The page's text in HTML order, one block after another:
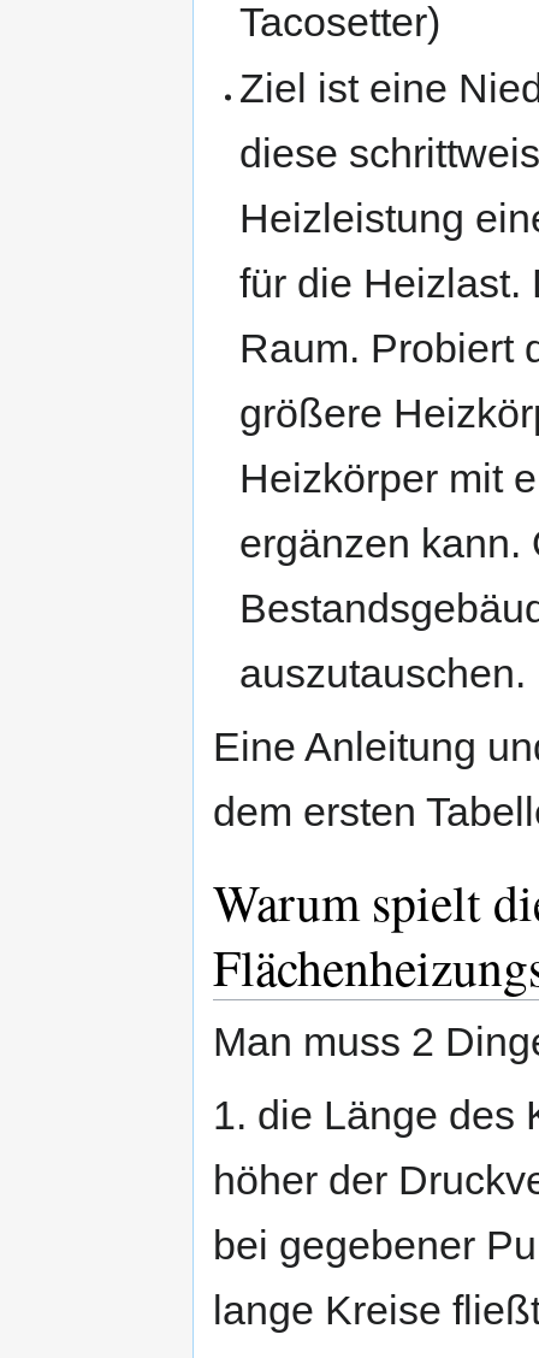
Tacosetter)
Ziel ist eine
diese
Heizleistung
für die Heizlast.
Raum. Probiert
größere
Heizkörper mit
ergänzen kann.
auszutauschen.
Eine Anleitung
dem ersten
Warum spielt
Man muss 2
1. die Länge des
höher der
bei gegebener
lange Kreise